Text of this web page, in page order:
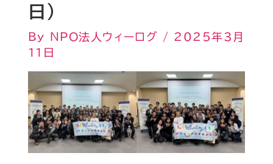
日）
By NPO法人ウィーログ / 2025年3月
11日